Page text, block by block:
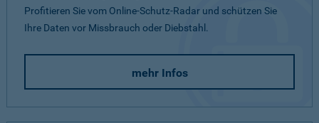
Profitieren Sie vom Online-Schutz-Radar und schützen Sie
Ihre Daten vor Missbrauch oder Diebstahl.
mehr Infos